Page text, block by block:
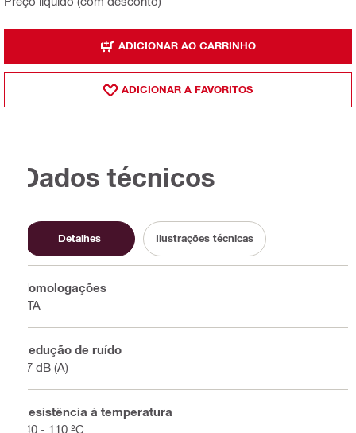
ADICIONAR AO CARRINHO
ADICIONAR A FAVORITOS
Dados técnicos
Detalhes Ilustrações técnicas
Homologações
ETA
Redução de ruído
17 dB (A)
Resistência à temperatura
-40 - 110 ºC